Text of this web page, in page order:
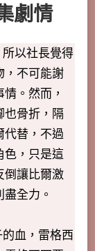
劇情
以社長覺得
，不可能謝
。然而，
也骨折，隔
代替，不過
色，只是這
倒讓比爾激
全力。
血，雷格西